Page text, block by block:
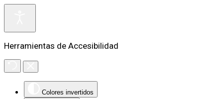
Herramientas de Accesibilidad
Colores invertidos